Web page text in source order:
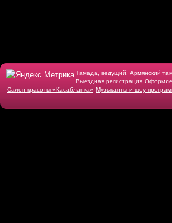
Тамада, ведущий. Армянский
Выездная регистрация
Салон красоты «Касабланка» Музыканты и шоу